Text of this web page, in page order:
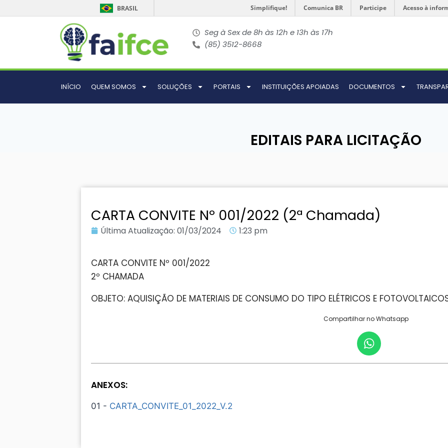
BRASIL Simplifique! Comunica BR Participe Acesso à
Seg à Sex de 8h às 12h e 13h às 17h
(85) 3512-8668
INÍCIO QUEM SOMOS SOLUÇÕES PORTAIS INSTITUIÇÕES APOIADAS DOCUMENTOS
EDITAIS PARA LICITAÇÃO
CARTA CONVITE Nº 001/2022 (2ª Chamada)
Última Atualização: 01/03/2024 1:23 pm
CARTA CONVITE Nº 001/2022
2º CHAMADA
OBJETO: AQUISIÇÃO DE MATERIAIS DE CONSUMO DO TIPO ELÉTRICOS E
Compartilhar no Whatsapp
ANEXOS:
01 - CARTA_CONVITE_01_2022_V.2